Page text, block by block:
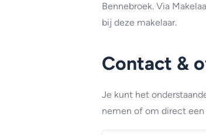
Bennebroek. Via
bij deze makelaar.
Contact &
Je kunt het
nemen of om direct